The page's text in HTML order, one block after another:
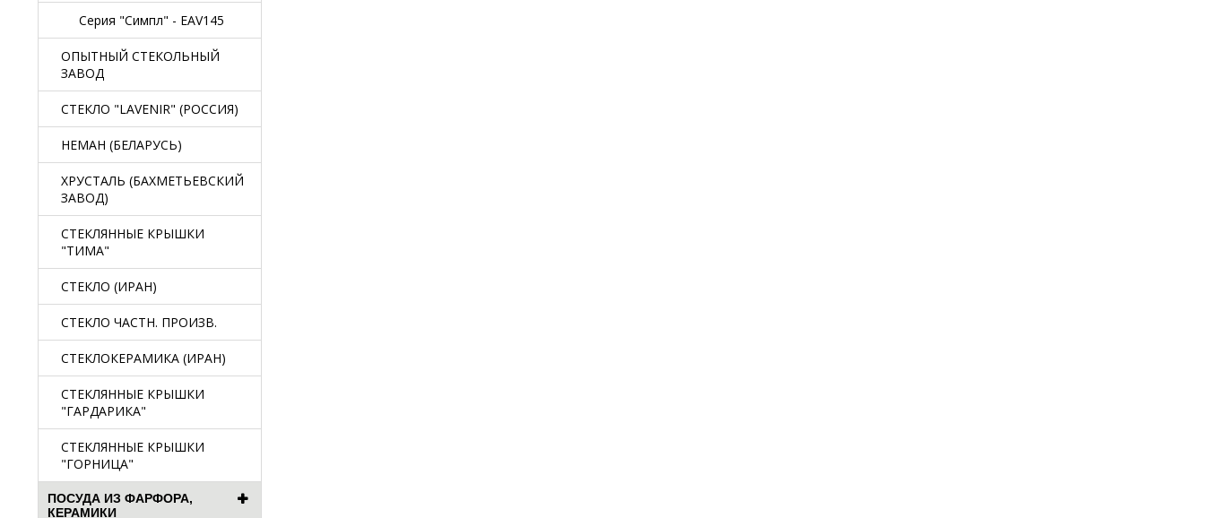
Серия "Симпл" - EAV145
ОПЫТНЫЙ СТЕКОЛЬНЫЙ
ЗАВОД
СТЕКЛО "LAVENIR" (РОССИЯ)
НЕМАН (БЕЛАРУСЬ)
ХРУСТАЛЬ (БАХМЕТЬЕВСКИЙ
ЗАВОД)
СТЕКЛЯННЫЕ КРЫШКИ
"ТИМА"
СТЕКЛО (ИРАН)
СТЕКЛО ЧАСТН. ПРОИЗВ.
СТЕКЛОКЕРАМИКА (ИРАН)
СТЕКЛЯННЫЕ КРЫШКИ
"ГАРДАРИКА"
СТЕКЛЯННЫЕ КРЫШКИ
"ГОРНИЦА"
ПОСУДА ИЗ ФАРФОРА,
КЕРАМИКИ